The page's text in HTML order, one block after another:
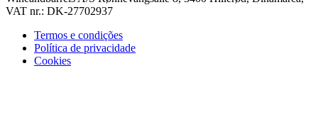
VAT nr.: DK-27702937
Termos e condições
Política de privacidade
Cookies